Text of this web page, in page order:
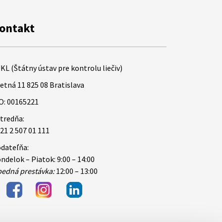
(Štátny ústav pre kontrolu liečiv)
11 825 08 Bratislava
00165221
2 507 01 111
– Piatok: 9:00 – 14:00
prestávka:12:00 – 13:00